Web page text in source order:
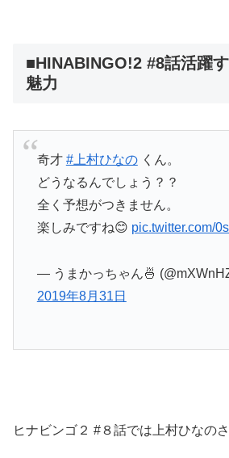
■HINABINGO!2 #8話活躍
魅力
奇才 #上村ひなのくん。
どうなるんでしょう？？
全く予想がつきません。
楽しみですね😊 pic.twitter.com/
— うまかっちゃん🍜
2019年8月31日
ヒナビンゴ２ #８話では上村ひなの